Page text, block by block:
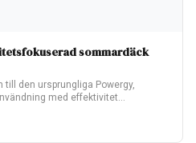
sommardäck
till den ursprungliga Powergy,
med effektivitet…